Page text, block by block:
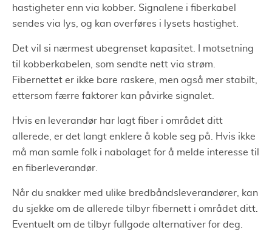
hastigheter enn via kobber. Signalene i fiberkabel
sendes via lys, og kan overføres i lysets hastighet.
Det vil si nærmest ubegrenset kapasitet. I motsetning
til kobberkabelen, som sendte nett via strøm.
Fibernettet er ikke bare raskere, men også mer stabilt,
ettersom færre faktorer kan påvirke signalet.
Hvis en leverandør har lagt fiber i området ditt
allerede, er det langt enklere å koble seg på. Hvis ikke
må man samle folk i nabolaget for å melde interesse til
en fiberleverandør.
Når du snakker med ulike bredbåndsleverandører, kan
du sjekke om de allerede tilbyr fibernett i området ditt.
Eventuelt om de tilbyr fullgode alternativer for deg.